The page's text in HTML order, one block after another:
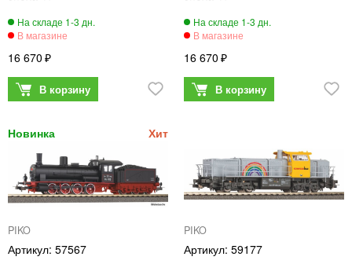
16 670 16 670
PIKO
57567
PIKO
59177